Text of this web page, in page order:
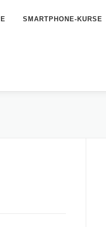
SMARTPHONE-KURSE